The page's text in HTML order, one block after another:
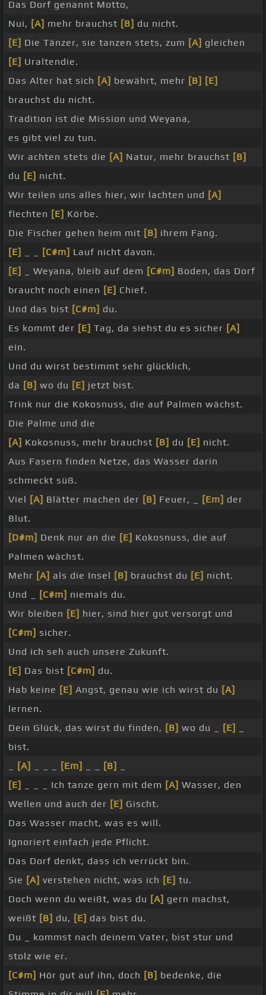
Das Dorf genannt Motto,
Nui, [A] mehr brauchst [B] du nicht.
[E] Die Tänzer, sie tanzen stets, zum [A] gleichen
[E] Uraltendie.
Das Alter hat sich [A] bewährt, mehr [B] [E]
brauchst du nicht.
Tradition ist die Mission und Weyana,
es gibt viel zu tun.
Wir achten stets die [A] Natur, mehr brauchst [B]
du [E] nicht.
Wir teilen uns alles hier, wir lachten und [A]
flechten [E] Körbe.
Die Fischer gehen heim mit [B] ihrem Fang.
[E]
[C#m] Lauf nicht davon.
[E]
_ Weyana, bleib auf dem [C#m] Boden, das Dorf
braucht noch einen [E] Chief.
Und das bist [C#m] du.
Es kommt der [E] Tag, da siehst du es sicher [A]
ein.
Und du wirst bestimmt sehr glücklich,
da [B] wo du [E] jetzt bist.
Trink nur die Kokosnuss, die auf Palmen wächst.
Die Palme und die
[A] Kokosnuss, mehr brauchst [B] du [E] nicht.
Aus Fasern finden Netze, das Wasser darin
schmeckt süß.
Viel [A] Blätter machen der [B] Feuer, _ [Em] der
Blut.
[D#m] Denk nur an die [E] Kokosnuss, die auf
Palmen wächst.
Mehr [A] als die Insel [B] brauchst du [E] nicht.
Und _
[C#m] niemals du.
Wir bleiben [E] hier, sind hier gut versorgt und
[C#m] sicher.
Und ich seh auch unsere Zukunft.
[E] Das bist [C#m] du.
Hab keine [E] Angst, genau wie ich wirst du [A]
lernen.
Dein Glück, das wirst du finden, [B] wo du _ [E]
bist.
[A] [Em] [B]
[E]
_ _ _ Ich tanze gern mit dem [A] Wasser, den
Wellen und auch der [E] Gischt.
Das Wasser macht, was es will.
Ignoriert einfach jede Pflicht.
Das Dorf denkt, dass ich verrückt bin.
Sie [A] verstehen nicht, was ich [E] tu.
Doch wenn du weißt, was du [A] gern machst,
weißt [B] du, [E] das bist du.
Du _ kommst nach deinem Vater, bist stur und
stolz wie er.
[C#m] Hör gut auf ihn, doch [B] bedenke, die